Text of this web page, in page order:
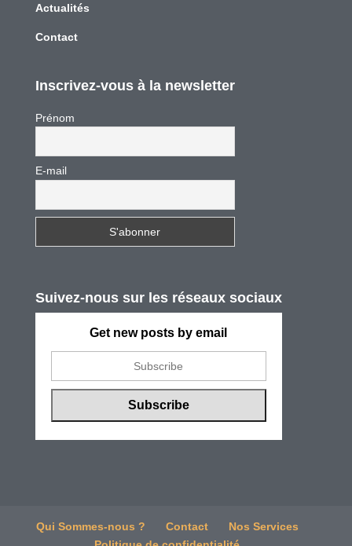
Actualités
Contact
Inscrivez-vous à la newsletter
Prénom
E-mail
Suivez-nous sur les réseaux sociaux
Get new posts by email
Qui Sommes-nous ? Contact
Nos Services